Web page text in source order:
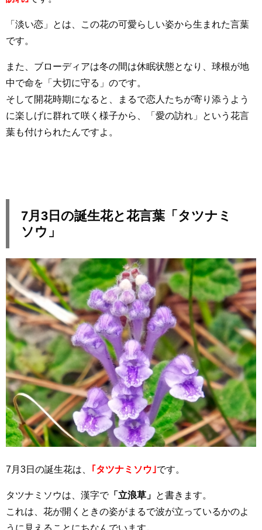
「淡い恋」とは、この花の可愛らしい姿から生まれた言葉
です。
また、ブローディアは冬の間は休眠状態となり、球根が地
中で命を「大切に守る」のです。
そして開花時期になると、まるで恋人たちが寄り添うよう
に楽しげに群れて咲く様子から、「愛の訪れ」という花言
葉も付けられたんですよ。
7月3日の誕生花と花言葉「タツナミ
ソウ」
7月3日の誕生花は、 ｢タツナミソウ｣です。
タツナミソウは、漢字で「立浪草」 と書きます。
これは、花が開くときの姿がまるで波が立っているかのよ
うに見えることにちなんでいます。